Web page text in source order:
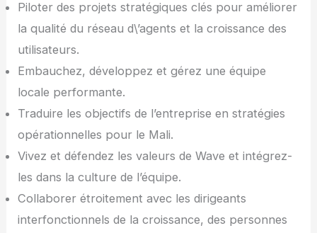
Piloter des projets stratégiques clés pour améliorer
la qualité du réseau d\’agents et la croissance des
utilisateurs.
Embauchez, développez et gérez une équipe
locale performante.
Traduire les objectifs de l’entreprise en stratégies
opérationnelles pour le Mali.
Vivez et défendez les valeurs de Wave et intégrez-
les dans la culture de l’équipe.
Collaborer étroitement avec les dirigeants
interfonctionnels de la croissance, des personnes